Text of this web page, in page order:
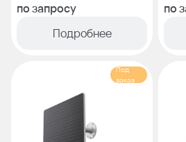
по запросу
Подробнее
по
Под
заказ